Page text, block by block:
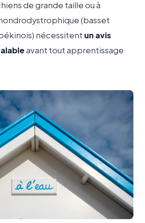
de grande taille ou à
(basset
nécessitent un avis
avant tout apprentissage